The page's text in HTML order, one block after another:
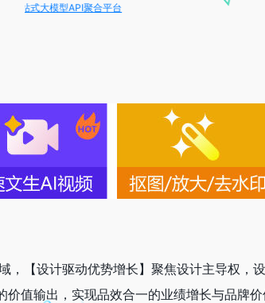
模型API聚合平台
，【设计驱动优势增长】聚焦设计主导权
值输出，实现品效合一的业绩增长与品牌价